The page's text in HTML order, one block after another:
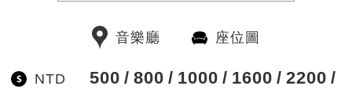
音樂廳 座位圖
NTD 500 800 1000 1600
2200